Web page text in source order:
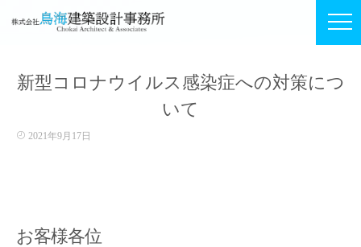
新型コロナウイルス感染症への対策につ
いて
2021年9月17日
お客様各位